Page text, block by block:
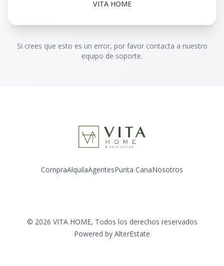
VITA HOME
Si crees que esto es un error, por favor contacta a nuestro
equipo de soporte.
CompraAlquilaAgentesPunta CanaNosotros
© 2026 VITA HOME, Todos los derechos reservados
Powered by AlterEstate